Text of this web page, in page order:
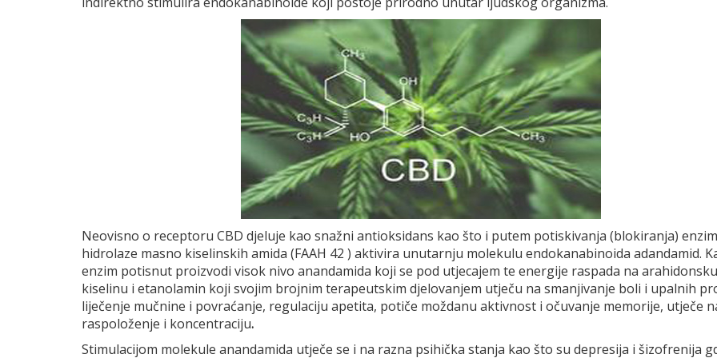
Neovisno o receptoru CBD djeluje kao snažni antioksidans kao što i putem potiskivanja (blokiranja)
hidrolaze masno kiselinskih amida (FAAH 42 ) aktivira unutarnju molekulu endokanabinoida adandamid.
enzim potisnut proizvodi visok nivo anandamida koji se pod utjecajem te energije raspada na arahidonsku
kiselinu i etanolamin koji svojim brojnim terapeutskim djelovanjem utječu na smanjivanje boli i upalnih
liječenje mučnine i povraćanje, regulaciju apetita, potiče moždanu aktivnost i očuvanje memorije, utječe
raspoloženje i koncentraciju.
Stimulacijom molekule anandamida utječe se i na razna psihička stanja kao što su depresija i šizofrenija